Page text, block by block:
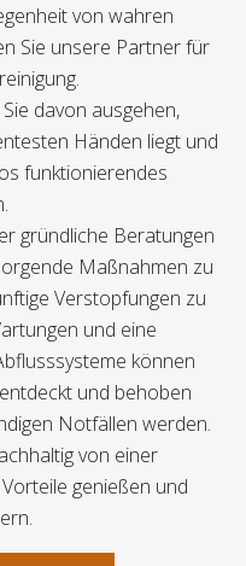
von wahren
Sie unsere Partner für
davon ausgehen,
Händen liegt und
funktionierendes
gründliche Beratungen
Maßnahmen zu
Verstopfungen zu
und eine
können
und behoben
Notfällen werden.
von einer
genießen und